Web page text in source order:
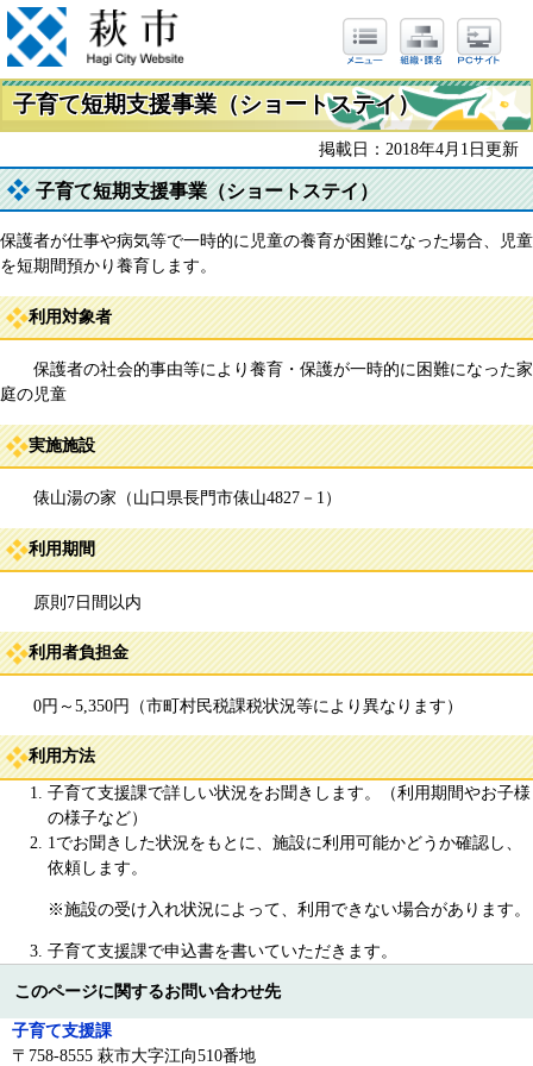
子育て短期支援事業（ショートステイ）
掲載日：2018年4月1日更新
子育て短期支援事業（ショートステイ）
保護者が仕事や病気等で一時的に児童の養育が困難になった場合、児童
を短期間預かり養育します。
利用対象者
保護者の社会的事由等により養育・保護が一時的に困難になった家
庭の児童
実施施設
俵山湯の家（山口県長門市俵山4827－1）
利用期間
原則7日間以内
利用者負担金
0円～5,350円（市町村民税課税状況等により異なります）
利用方法
子育て支援課で詳しい状況をお聞きします。（利用期間やお子様
の様子など）
1でお聞きした状況をもとに、施設に利用可能かどうか確認し、
依頼します。
※施設の受け入れ状況によって、利用できない場合があります。
子育て支援課で申込書を書いていただきます。
このページに関するお問い合わせ先
子育て支援課
〒758-8555 萩市大字江向510番地